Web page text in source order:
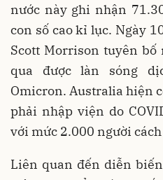
nước này ghi nhận
con số cao kỉ lục. Ngày
Scott Morrison tuyên
qua được làn sóng
Omicron. Australia hiện
phải nhập viện do
với mức 2.000 người
Liên quan đến diễn